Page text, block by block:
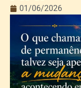
01/06/2026